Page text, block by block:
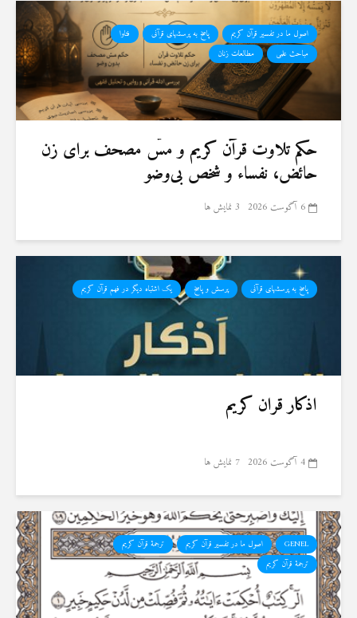
اصول ما در تفسیر قرآن کریم پاسخ به پرسشهای قرآنی
فتاوا
مباحث علمی
مطالعات زنان
حكم تلاوت قرآن كريم و مسّ مصحف برای زن
حائض، نفساء و شخص بی‌وضو
6 آگوست 2026 3 نمایش ها
پاسخ به پرسشهای قرآنی پرسش و پاسخ یک اشتباه دیگر در فهم قرآن کریم
اذکار قران کریم
4 آگوست 2026 7 نمایش ها
GENEL اصول ما در تفسیر قرآن کریم
ترجمهٔ قرآن کریم
ترجمۀ قرآن کریم